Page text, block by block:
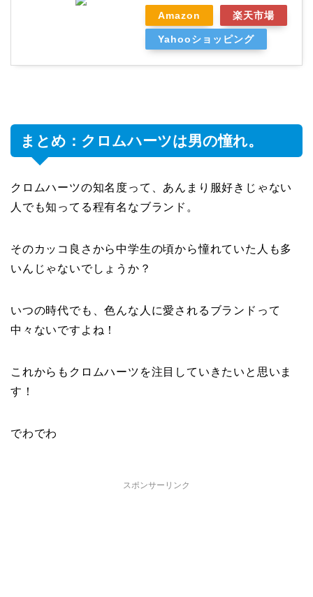
Amazon 楽天市場
Yahooショッピング
まとめ：クロムハーツは男の憧れ。
クロムハーツの知名度って、あんまり服好きじゃない
人でも知ってる程有名なブランド。
そのカッコ良さから中学生の頃から憧れていた人も多
いんじゃないでしょうか？
いつの時代でも、色んな人に愛されるブランドって
中々ないですよね！
これからもクロムハーツを注目していきたいと思いま
す！
でわでわ
スポンサーリンク